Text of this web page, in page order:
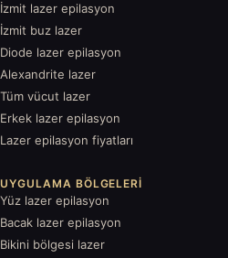
İzmit lazer epilasyon
İzmit buz lazer
Diode lazer epilasyon
Alexandrite lazer
Tüm vücut lazer
Erkek lazer epilasyon
Lazer epilasyon fiyatları
UYGULAMA BÖLGELERI
Yüz lazer epilasyon
Bacak lazer epilasyon
Bikini bölgesi lazer